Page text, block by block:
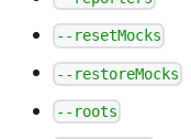
--resetMocks
--restoreMocks
--roots